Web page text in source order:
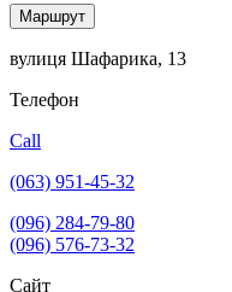
Маршрут
вулиця Шафарика, 13
Телефон
Call
(063) 951-45-32
(096) 284-79-80
(096) 576-73-32
Сайт